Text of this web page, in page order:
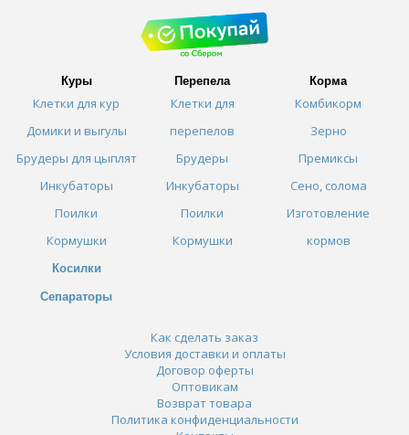
Куры
Клетки для кур
Домики и выгулы
Брудеры для цыплят
Инкубаторы
Поилки
Кормушки
Косилки
Сепараторы
Перепела
Клетки для
перепелов
Брудеры
Инкубаторы
Поилки
Кормушки
Корма
Комбикорм
Зерно
Премиксы
Сено, солома
Изготовление
кормов
Как сделать заказ
Условия доставки и оплаты
Договор оферты
Оптовикам
Возврат товара
Политика конфиденциальности